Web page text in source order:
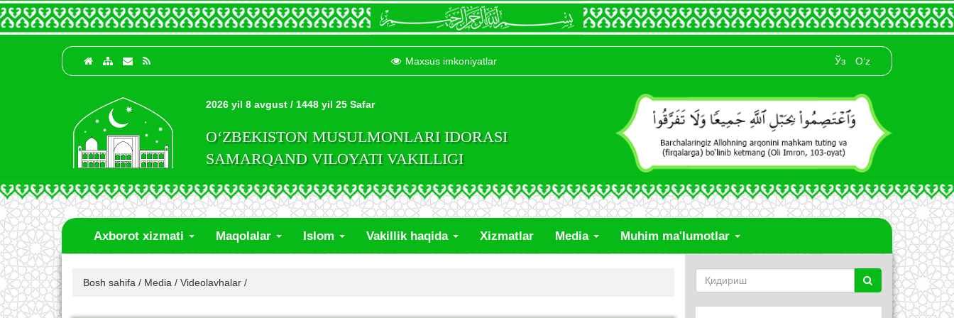
Maxsus imkoniyatlar Ўз O‘z
2026 yil 8 avgust / 1448 yil 25 Safar
O‘ZBEKISTON MUSULMONLARI IDORASI
SAMARQAND VILOYATI VAKILLIGI
Axborot xizmati Maqolalar Islom Vakillik haqida Xizmatlar Media Muhim ma'lumotlar
Bosh sahifa / Media / Videolavhalar /